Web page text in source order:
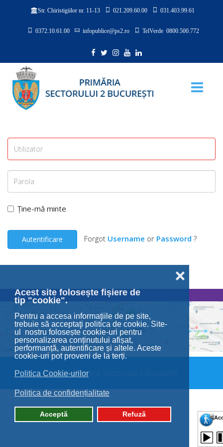
Acest site folosește fișiere de
tip "cookie".
Pentru a accesa informaţiile de pe site,
trebuie să acceptaţi politica de cookie. Site-
ul nostru folosește cookie-uri pentru
personalizarea conținutului afișat,
performanță, autentificare și altele. Aceste
cookie-uri pot proveni de la terți.
Politica Cookie-urilor
Politica de confidențialitate
Acceptă Refuză
❌
Str. Chiristigiilor nr. 11-13 021.209.60.00 031.403.99.61
0372.10.61.00 infopublice@ps2.ro TelVerde 0800.500.772
Ține-mă minte
Autentificare Forgot Username or Password ?
© 2026 Primăria Sectorului 2 București.